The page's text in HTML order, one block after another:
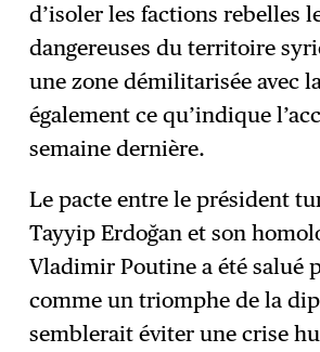
d’isoler les factions rebelles
dangereuses du territoire
une zone démilitarisée avec
également ce qu’indique
semaine dernière.
Le pacte entre le président
Tayyip Erdoğan et son
Vladimir Poutine a été salué
comme un triomphe de la
semblerait éviter une crise